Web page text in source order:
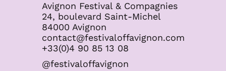
Avignon Festival & Compagnies
24, boulevard Saint-Michel
84000 Avignon
contact@festivaloffavignon.com
+33(0)4 90 85 13 08
@festivaloffavignon